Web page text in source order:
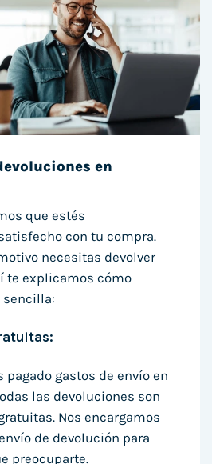
en
que estés
con tu compra.
necesitas devolver
te explicamos cómo
sencilla:
pagado gastos de envío en
las devoluciones son
Nos encargamos
de devolución para
preocuparte.